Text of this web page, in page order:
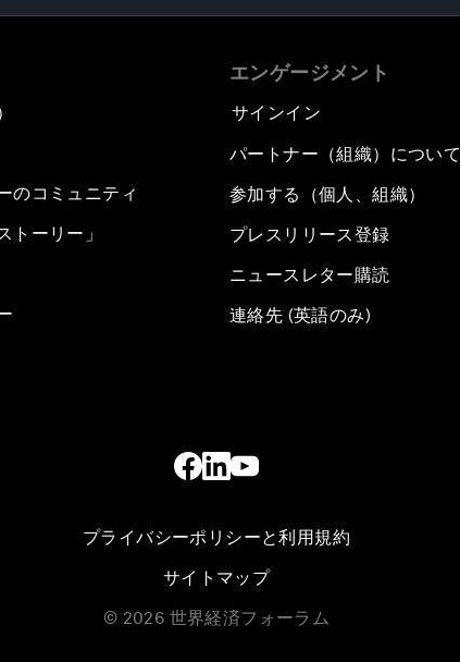
のコミュニティ
トーリー」
エンゲージメント
サインイン
パートナー（組織）について
参加する（個人、組織）
プレスリリース登録
ニュースレター購読
連絡先 (英語のみ)
プライバシーポリシーと利用規約
サイトマップ
© 2026 世界経済フォーラム